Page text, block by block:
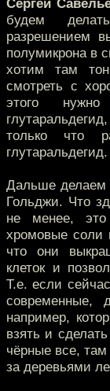
Сергей
будем
разрешением
полумикрона в
хотим там
смотреть с
этого
только что
глутаральдегид.
Дальше делаем
Гольджи. Что
не менее, это
хромовые соли
что они
клеток и
Т.е. если
современные,
например,
взять и
чёрные все, там
за деревьями